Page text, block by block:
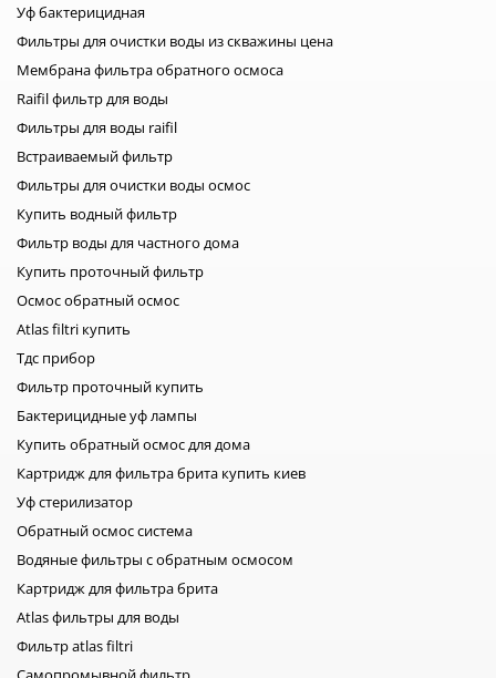
Уф бактерицидная
Фильтры для очистки воды из скважины цена
Мембрана фильтра обратного осмоса
Raifil фильтр для воды
Фильтры для воды raifil
Встраиваемый фильтр
Фильтры для очистки воды осмос
Купить водный фильтр
Фильтр воды для частного дома
Купить проточный фильтр
Осмос обратный осмос
Atlas filtri купить
Тдс прибор
Фильтр проточный купить
Бактерицидные уф лампы
Купить обратный осмос для дома
Картридж для фильтра брита купить киев
Уф стерилизатор
Обратный осмос система
Водяные фильтры с обратным осмосом
Картридж для фильтра брита
Atlas фильтры для воды
Фильтр atlas filtri